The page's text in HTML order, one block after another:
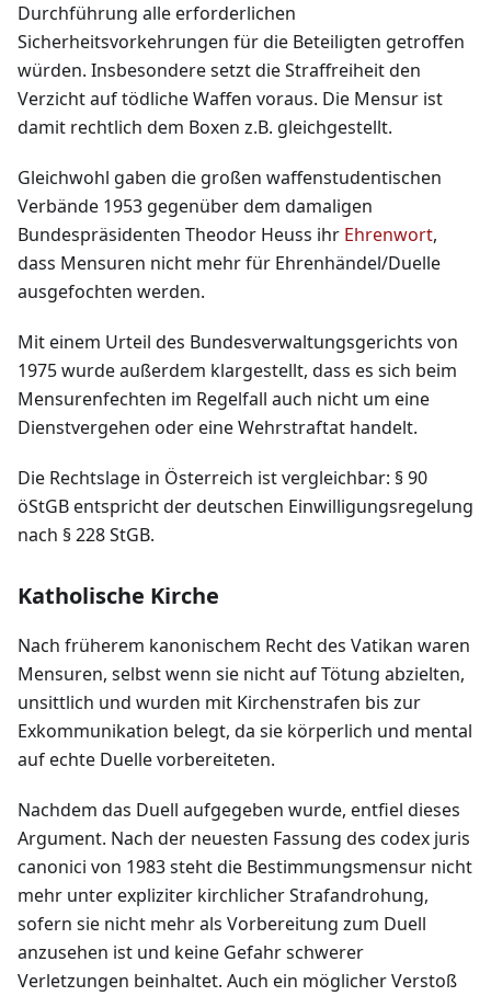
Durchführung alle erforderlichen
Sicherheitsvorkehrungen für die Beteiligten getroffen
würden. Insbesondere setzt die Straffreiheit den
Verzicht auf tödliche Waffen voraus. Die Mensur ist
damit rechtlich dem Boxen z.B. gleichgestellt.
Gleichwohl gaben die großen waffenstudentischen
Verbände 1953 gegenüber dem damaligen
Bundespräsidenten Theodor Heuss ihr Ehrenwort,
dass Mensuren nicht mehr für Ehrenhändel/Duelle
ausgefochten werden.
Mit einem Urteil des Bundesverwaltungsgerichts von
1975 wurde außerdem klargestellt, dass es sich beim
Mensurenfechten im Regelfall auch nicht um eine
Dienstvergehen oder eine Wehrstraftat handelt.
Die Rechtslage in Österreich ist vergleichbar: § 90
öStGB entspricht der deutschen Einwilligungsregelung
nach § 228 StGB.
Katholische Kirche
Nach früherem kanonischem Recht des Vatikan waren
Mensuren, selbst wenn sie nicht auf Tötung abzielten,
unsittlich und wurden mit Kirchenstrafen bis zur
Exkommunikation belegt, da sie körperlich und mental
auf echte Duelle vorbereiteten.
Nachdem das Duell aufgegeben wurde, entfiel dieses
Argument. Nach der neuesten Fassung des codex juris
canonici von 1983 steht die Bestimmungsmensur nicht
mehr unter expliziter kirchlicher Strafandrohung,
sofern sie nicht mehr als Vorbereitung zum Duell
anzusehen ist und keine Gefahr schwerer
Verletzungen beinhaltet. Auch ein möglicher Verstoß